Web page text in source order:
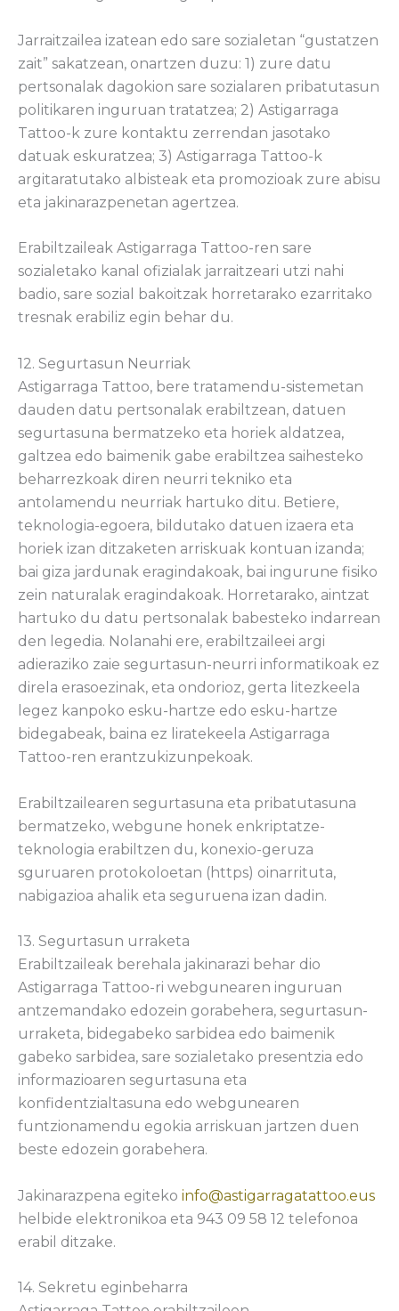
Jarraitzailea izatean edo sare sozialetan “gustatzen
zait” sakatzean, onartzen duzu: 1) zure datu
pertsonalak dagokion sare sozialaren pribatutasun
politikaren inguruan tratatzea; 2) Astigarraga
Tattoo-k zure kontaktu zerrendan jasotako
datuak eskuratzea; 3) Astigarraga Tattoo-k
argitaratutako albisteak eta promozioak zure abisu
eta jakinarazpenetan agertzea.
Erabiltzaileak Astigarraga Tattoo-ren sare
sozialetako kanal ofizialak jarraitzeari utzi nahi
badio, sare sozial bakoitzak horretarako ezarritako
tresnak erabiliz egin behar du.
12. Segurtasun Neurriak
Astigarraga Tattoo, bere tratamendu-sistemetan
dauden datu pertsonalak erabiltzean, datuen
segurtasuna bermatzeko eta horiek aldatzea,
galtzea edo baimenik gabe erabiltzea saihesteko
beharrezkoak diren neurri tekniko eta
antolamendu neurriak hartuko ditu. Betiere,
teknologia-egoera, bildutako datuen izaera eta
horiek izan ditzaketen arriskuak kontuan izanda;
bai giza jardunak eragindakoak, bai ingurune fisiko
zein naturalak eragindakoak. Horretarako, aintzat
hartuko du datu pertsonalak babesteko indarrean
den legedia. Nolanahi ere, erabiltzaileei argi
adieraziko zaie segurtasun-neurri informatikoak ez
direla erasoezinak, eta ondorioz, gerta litezkeela
legez kanpoko esku-hartze edo esku-hartze
bidegabeak, baina ez liratekeela Astigarraga
Tattoo-ren erantzukizunpekoak.
Erabiltzailearen segurtasuna eta pribatutasuna
bermatzeko, webgune honek enkriptatze-
teknologia erabiltzen du, konexio-geruza
sguruaren protokoloetan (https) oinarrituta,
nabigazioa ahalik eta seguruena izan dadin.
13. Segurtasun urraketa
Erabiltzaileak berehala jakinarazi behar dio
Astigarraga Tattoo-ri webgunearen inguruan
antzemandako edozein gorabehera, segurtasun-
urraketa, bidegabeko sarbidea edo baimenik
gabeko sarbidea, sare sozialetako presentzia edo
informazioaren segurtasuna eta
konfidentzialtasuna edo webgunearen
funtzionamendu egokia arriskuan jartzen duen
beste edozein gorabehera.
Jakinarazpena egiteko info@astigarragatattoo.eus
helbide elektronikoa eta 943 09 58 12 telefonoa
erabil ditzake.
14. Sekretu eginbeharra